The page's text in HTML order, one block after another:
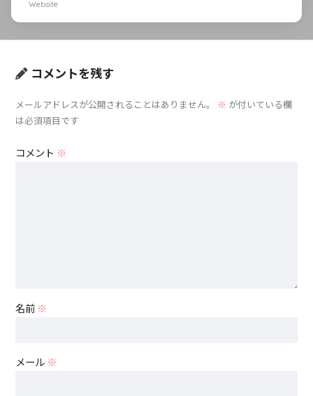
Website
コメントを残す
メールアドレスが公開されることはありません。 ※ が付いている欄
は必須項目です
コメント ※
名前 ※
メール ※